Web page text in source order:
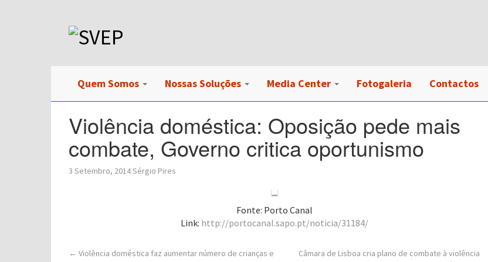
Quem Somos Nossas Soluções Media Center Fotogaleria Contactos
Violência doméstica: Oposição pede mais
combate, Governo critica oportunismo
3 Setembro, 2014Sérgio Pires
Fonte: Porto Canal
Link: http://portocanal.sapo.pt/noticia/31184/
← Violência doméstica faz aumentar número de crianças e
Câmara de Lisboa cria plano de combate à violência